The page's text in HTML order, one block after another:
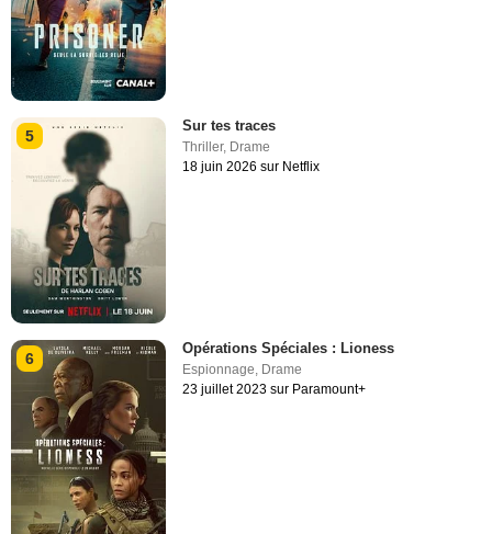
5
Sur tes traces
Thriller, Drame
18 juin 2026 sur Netflix
6
Opérations Spéciales : Lioness
Espionnage, Drame
23 juillet 2023 sur Paramount+